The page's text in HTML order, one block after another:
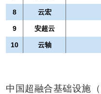
8 云宏
9 安超云
10 云轴
中国超融合基础设施